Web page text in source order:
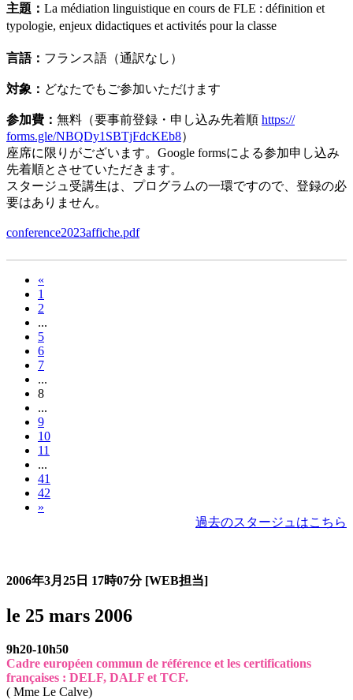
主題： La médiation linguistique en cours de FLE : définition et
typologie, enjeux didactiques et activités pour la classe
言語： フランス語（通訳なし）
対象： どなたでもご参加いただけます
参加費： 無料（要事前登録・申し込み先着順 https://
forms.gle/NBQDy1SBTjFdcKEb8）
座席に限りがございます。Google formsによる参加申し込み
先着順とさせていただきます。
スタージュ受講生は、プログラムの一環ですので、 登録の必
要はありません。
conference2023affiche.pdf
«
1
2
...
5
6
7
...
8
...
9
10
11
...
41
42
»
過去のスタージュはこちら
2006年3月25日 17時07分 [WEB担当]
le 25 mars 2006
9h20-10h50
Cadre européen commun de référence et les certifications
françaises : DELF, DALF et TCF.
( Mme Le Calve)